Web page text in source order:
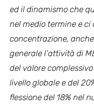
ed il dinamismo che
nel medio termine e
concentrazione,
generale l’attività di
del valore
livello globale e del
flessione del 18% nel